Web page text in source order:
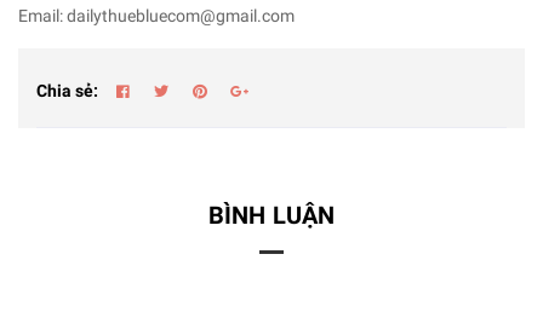
Email: dailythuebluecom@gmail.com
Chia sẻ:
BÌNH LUẬN